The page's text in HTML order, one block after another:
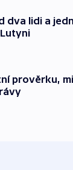
dva lidi a
prověrku,